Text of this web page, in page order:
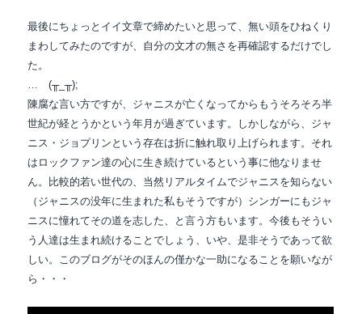
最後にちょっとイイ文章で締めたいと思って、無い頭をひねくり
まわしてみたのですが、自分の文才の無さを再確認するだけでし
た。
… (╥_╥);
陳腐な言い方ですが、ジャニスが亡くなってからもうそろそろ半
世紀が経とうかという年月が過ぎています。しかしながら、ジャ
ニス・ジョプリンという存在は折に触れ取り上げられます。それ
はロックファン達の心に生き続けているという事に他なりませ
ん。比較的若い世代の、当然リアルタイムでジャニスを知らない
（ジャニスの没年に生まれた私もそうですが）シンガーにもジャ
ニスに憧れてその道を志した、と言う方もいます。今後もそうい
う人達は生まれ続けることでしょう、いや、是非そうであって欲
しい。このブログがそのほんの僅かな一助になることを願いなが
ら・・・